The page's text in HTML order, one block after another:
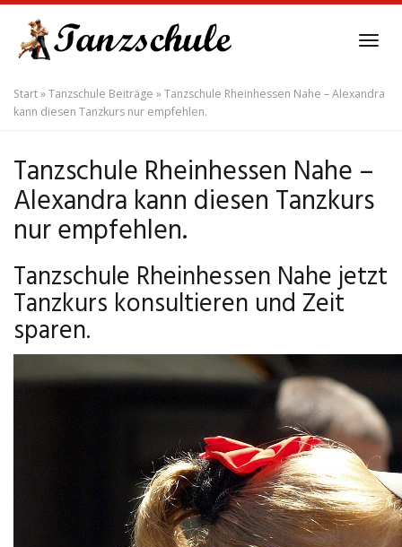
main
content
Start»Tanzschule Beiträge »Tanzschule Rheinhessen Nahe – Alexandra
kann diesen Tanzkurs nur empfehlen.
Tanzschule Rheinhessen Nahe –
Alexandra kann diesen Tanzkurs
nur empfehlen.
Tanzschule Rheinhessen Nahe jetzt
Tanzkurs konsultieren und Zeit
sparen.